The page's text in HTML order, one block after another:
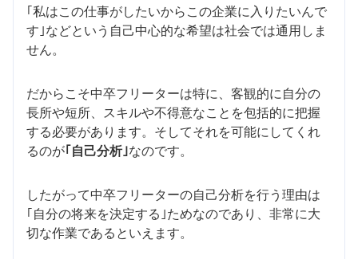
｢私はこの仕事がしたいからこの企業に入りたいんで
す｣などという自己中心的な希望は社会では通用しま
せん。
だからこそ中卒フリーターは特に、客観的に自分の
長所や短所、スキルや不得意なことを包括的に把握
する必要があります。そしてそれを可能にしてくれ
るのが｢自己分析｣なのです。
したがって中卒フリーターの自己分析を行う理由は
｢自分の将来を決定する｣ためなのであり、非常に大
切な作業であるといえます。